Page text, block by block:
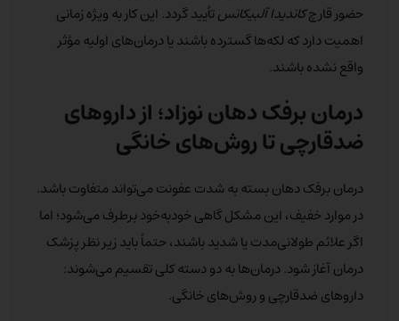
حضور قارچکاندیدا آلبیکانستأیید گردد. این کار به ویژه زمانی
اهمیت دارد که لکه‌ها گسترده باشند یا درمان‌های اولیه مؤثر
واقع نشده باشند.
درمان برفک دهان نوزاد؛ از داروهای
ضدقارچی تا روش‌های خانگی
درمان برفک دهان بسته به شدت عفونت می‌تواند متفاوت باشد.
در موارد خفیف، این مشکل گاهی خودبه‌خود برطرف می‌شود؛ اما
اگر علائم طولانی‌مدت یا شدید باشند، حتماً باید زیر نظر پزشک
درمان آغاز شود. درمان‌ها به دو دسته کلی تقسیم می‌شوند:
داروهای ضدقارچی و روش‌های خانگی.